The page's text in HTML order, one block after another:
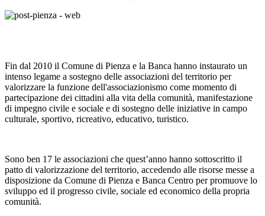
Fin dal 2010 il Comune di Pienza e la Banca hanno instaurato un
intenso legame a sostegno delle associazioni del territorio per
valorizzare la funzione dell'associazionismo come momento di
partecipazione dei cittadini alla vita della comunità, manifestazione
di impegno civile e sociale e di sostegno delle iniziative in campo
culturale, sportivo, ricreativo, educativo, turistico.
Sono ben 17 le associazioni che quest’anno hanno sottoscritto il
patto di valorizzazione del territorio, accedendo alle risorse messe a
disposizione da Comune di Pienza e Banca Centro per promuove lo
sviluppo ed il progresso civile, sociale ed economico della propria
comunità.